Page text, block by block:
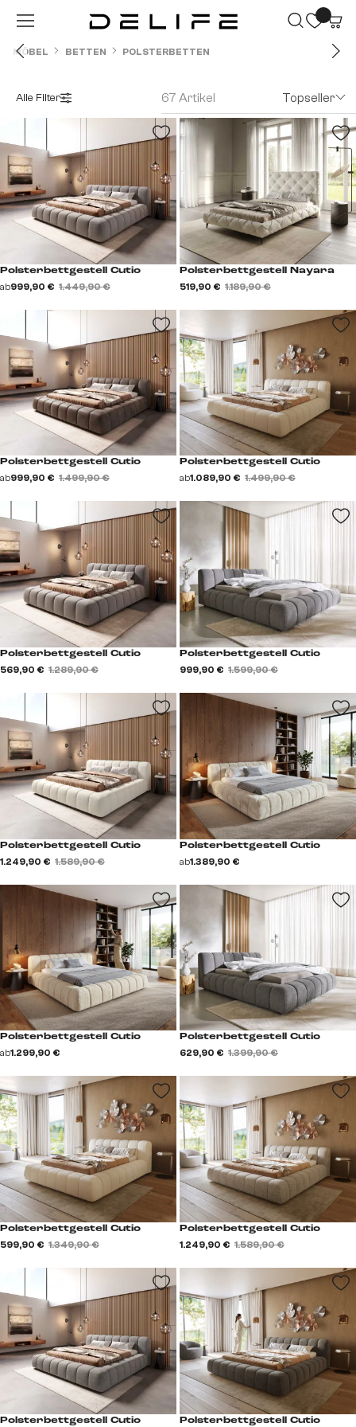
Zum Hauptinhalt springen
MÖBEL BETTEN POLSTERBETTEN
Alle Filter 67 Artikel Topseller
Polsterbettgestell Cutio
ab999,90 € 1.449,90 €
Polsterbettgestell Nayara
519,90 € 1.189,90 €
Polsterbettgestell Cutio
ab999,90 € 1.499,90 €
Polsterbettgestell Cutio
ab1.089,90 € 1.499,90 €
Polsterbettgestell Cutio
569,90 € 1.289,90 €
Polsterbettgestell Cutio
999,90 € 1.599,90 €
Polsterbettgestell Cutio
1.249,90 € 1.589,90 €
Polsterbettgestell Cutio
ab1.389,90 €
Polsterbettgestell Cutio
ab1.299,90 €
Polsterbettgestell Cutio
629,90 € 1.399,90 €
Polsterbettgestell Cutio
599,90 € 1.349,90 €
Polsterbettgestell Cutio
1.249,90 € 1.589,90 €
Polsterbettgestell Cutio Polsterbettgestell Cutio